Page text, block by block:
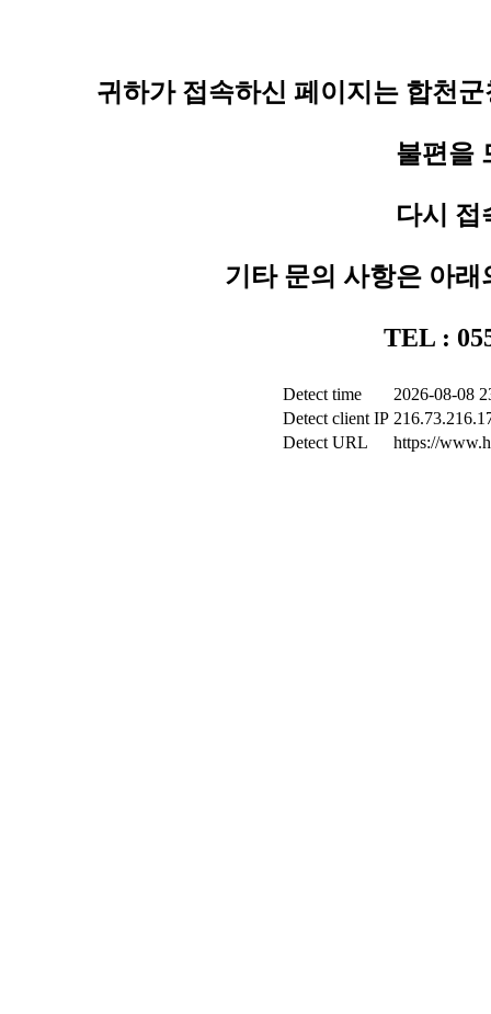
귀하가 접속하신 페이지는 합천
불편을
다시 접
기타 문의 사항은 아
TEL :
Detect time
2026-08-08
Detect client IP
Detect URL
https://